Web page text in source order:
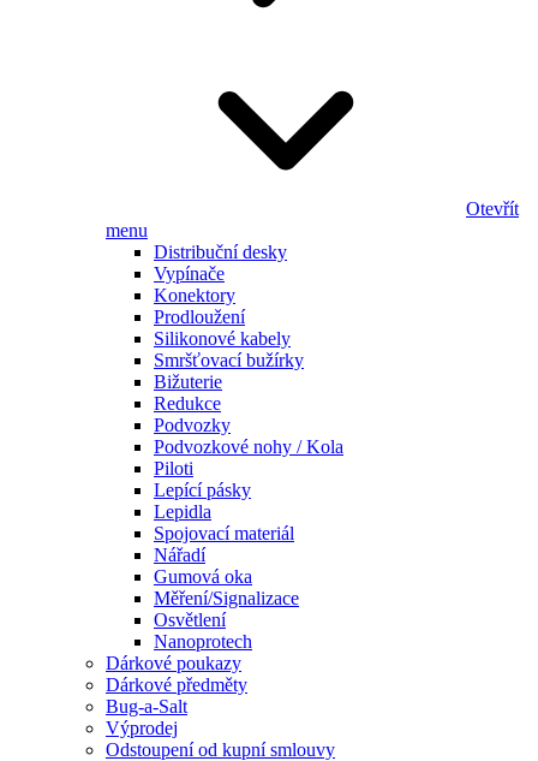
Otevřít
menu
Distribuční desky
Vypínače
Konektory
Prodloužení
Silikonové kabely
Smršťovací bužírky
Bižuterie
Redukce
Podvozky
Podvozkové nohy / Kola
Piloti
Lepící pásky
Lepidla
Spojovací materiál
Nářadí
Gumová oka
Měření/Signalizace
Osvětlení
Nanoprotech
Dárkové poukazy
Dárkové předměty
Bug-a-Salt
Výprodej
Odstoupení od kupní smlouvy